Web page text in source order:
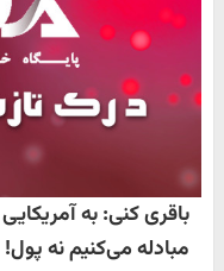
باقری کنی: به
مبادله می‌کنیم نه پول!